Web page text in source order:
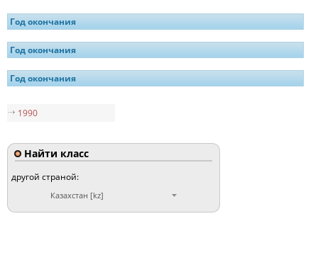
Год окончания
Год окончания
Год окончания
1990
Найти класс
другой страной:
Казахстан [kz]